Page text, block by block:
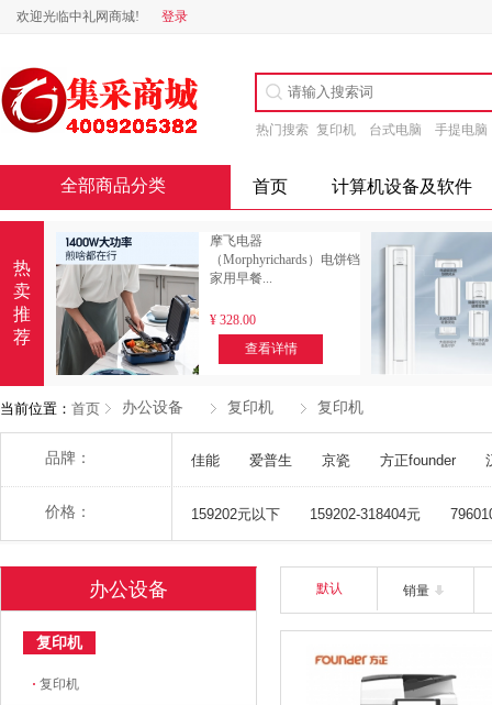
欢迎光临中礼网商城! 登录
热门搜索 复印机 台式电脑 手提电脑
全部商品分类 首页 计算机设备及软件
热
卖
推
荐
摩飞电器
（Morphyrichards）电饼铛
家用早餐...
¥ 328.00
查看详情
当前位置： 首页 办公设备 复印机 复印机
品牌： 佳能 爱普生 京瓷 方正founder
价格： 159202元以下 159202-318404元
办公设备
复印机
·复印机
默认 销量